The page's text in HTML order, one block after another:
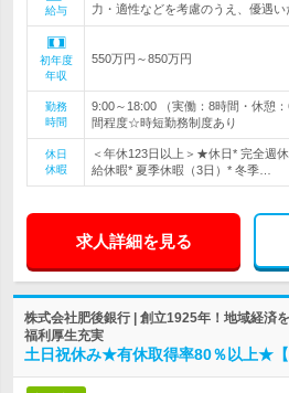
給与
力・適性などを考慮のうえ、優遇い
初年度
年収
550万円～850万円
勤務
時間
9:00～18:00 （実働：8時間・休憩
間程度☆時短勤務制度あり
休日
休暇
＜年休123日以上＞★休日* 完全週
給休暇* 夏季休暇（3日）* 冬季…
求人詳細を見る
株式会社肥後銀行 | 創立1925年！地域経済
福利厚生充実
土日祝休み★有休取得率80％以上★【